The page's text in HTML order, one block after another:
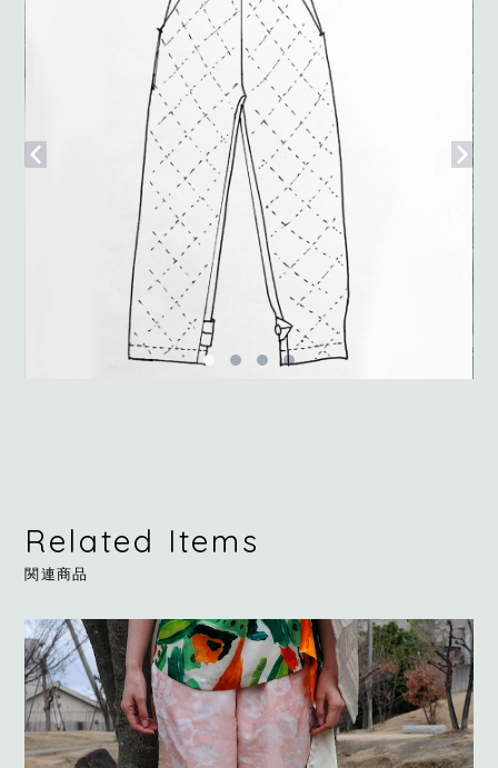
Related Items
関連商品